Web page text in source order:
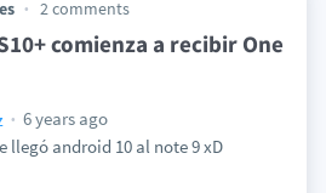
2 comments
comienza a recibir One
6 years ago
llegó android 10 al note 9 xD